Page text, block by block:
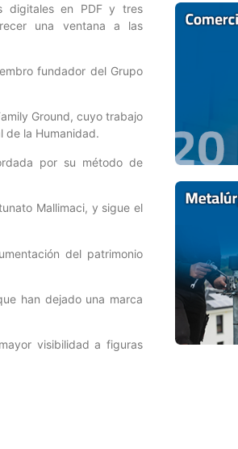
digitales en PDF y tres
una ventana a las
fundador del Grupo
Ground, cuyo trabajo
de la Humanidad.
por su método de
Mallimaci, y sigue el
del patrimonio
han dejado una marca
visibilidad a figuras